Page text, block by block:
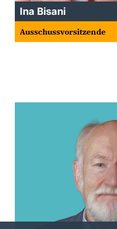
Ina Bisani
Ausschussvorsitzende